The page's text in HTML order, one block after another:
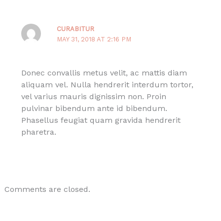
CURABITUR
MAY 31, 2018 AT 2:16 PM
Donec convallis metus velit, ac mattis diam
aliquam vel. Nulla hendrerit interdum tortor,
vel varius mauris dignissim non. Proin
pulvinar bibendum ante id bibendum.
Phasellus feugiat quam gravida hendrerit
pharetra.
Comments are closed.